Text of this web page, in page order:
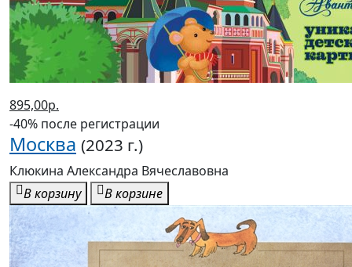
895,00р.
-40% после регистрации
Москва (2023 г.)
Клюкина Александра Вячеславовна
В корзину
В корзине